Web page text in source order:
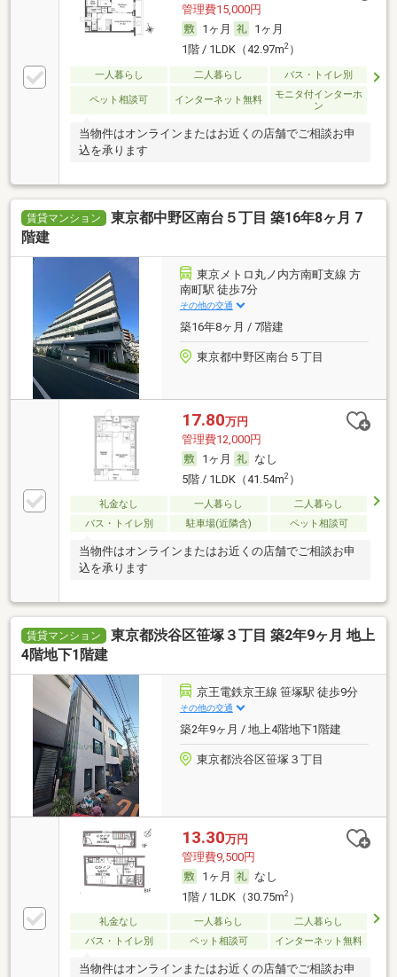
管理費15,000円
1ヶ月
1ヶ月
1階 / 1LDK（42.97m2）
一人暮らし 二人暮らし バス・トイレ別
ペット相談可 インターネット無料
モニタ付インターホ
ン
当物件はオンラインまたはお近くの店舗でご相談お申
込を承ります
賃貸マンション
東京都中野区南台５丁目 築16年8ヶ月 7
階建
東京メトロ丸ノ内方南町支線 方
南町駅 徒歩7分
その他の交通
築16年8ヶ月 / 7階建
東京都中野区南台５丁目
17.80万円
管理費12,000円
1ヶ月
なし
5階 / 1LDK（41.54m2）
礼金なし 一人暮らし
二人暮らし
バス・トイレ別
駐車場(近隣含) ペット相談可
当物件はオンラインまたはお近くの店舗でご相談お申
込を承ります
賃貸マンション
東京都渋谷区笹塚３丁目 築2年9ヶ月 地上
4階地下1階建
京王電鉄京王線 笹塚駅 徒歩9分
その他の交通
築2年9ヶ月 / 地上4階地下1階建
東京都渋谷区笹塚３丁目
13.30万円
管理費9,500円
1ヶ月
なし
1階 / 1LDK（30.75m2）
礼金なし 一人暮らし
二人暮らし
バス・トイレ別
ペット相談可 インターネット無料
当物件はオンラインまたはお近くの店舗でご相談お申